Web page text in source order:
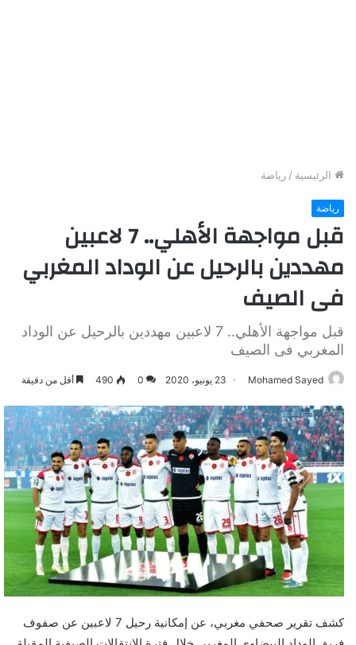
الرئيسية / رياضة
رياضة
قبل مواجهة الأهلي.. 7 لاعبين
مهددين بالرحيل عن الوداد المغربي
فى الصيف
قبل مواجهة الأهلي.. 7 لاعبين مهددين بالرحيل عن الوداد
المغربي فى الصيف
Mohamed Sayed 23 يونيو، 2020 0
490 أقل من دقيقة
كشف تقرير صحفي مغربي، عن إمكانية رحيل 7 لاعبين عن صفوف